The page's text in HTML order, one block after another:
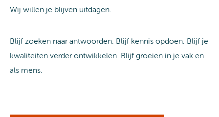
Wij willen je blijven uitdagen.
Blijf zoeken naar antwoorden. Blijf kennis opdoen. Blijf je
kwaliteiten verder ontwikkelen. Blijf groeien in je vak en
als mens.